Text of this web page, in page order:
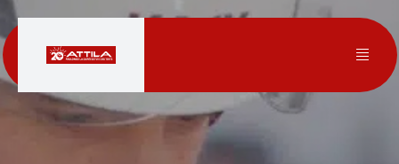
Passer
au
contenu
Le groupe